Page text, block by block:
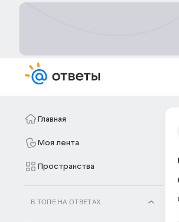
Главная
Моя лента
Пространства
В ТОПЕ НА ОТВЕТАХ